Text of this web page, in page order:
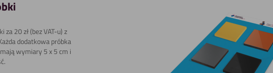
Gięcia
20 zł (bez VAT-u) z
dodatkowa próbka
wymiary 5 x 5 cm i